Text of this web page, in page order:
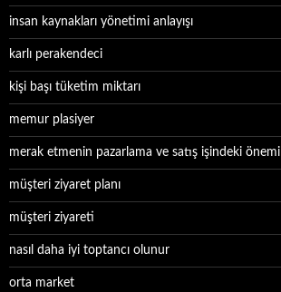
insan kaynakları yönetimi anlayışı
karlı perakendeci
kişi başı tüketim miktarı
memur plasiyer
merak etmenin pazarlama ve satış işindeki önemi
müşteri ziyaret planı
müşteri ziyareti
nasıl daha iyi toptancı olunur
orta market